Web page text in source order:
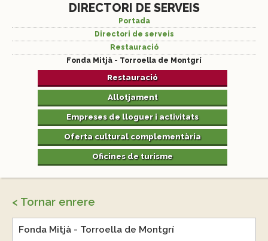
DIRECTORI DE SERVEIS
Portada
Directori de serveis
Restauració
Fonda Mitjà - Torroella de Montgrí
Restauració
Allotjament
Empreses de lloguer i activitats
Oferta cultural complementària
Oficines de turisme
< Tornar enrere
Fonda Mitjà - Torroella de Montgrí